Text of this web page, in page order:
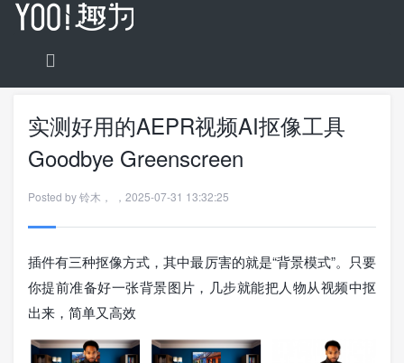
实测好用的AEPR视频AI抠像工具
Goodbye Greenscreen
Posted by铃木 ， ， 2025-07-31 13:32:25
插件有三种抠像方式，其中最厉害的就是“背景模式”。只要
你提前准备好一张背景图片，几步就能把人物从视频中抠
出来，简单又高效